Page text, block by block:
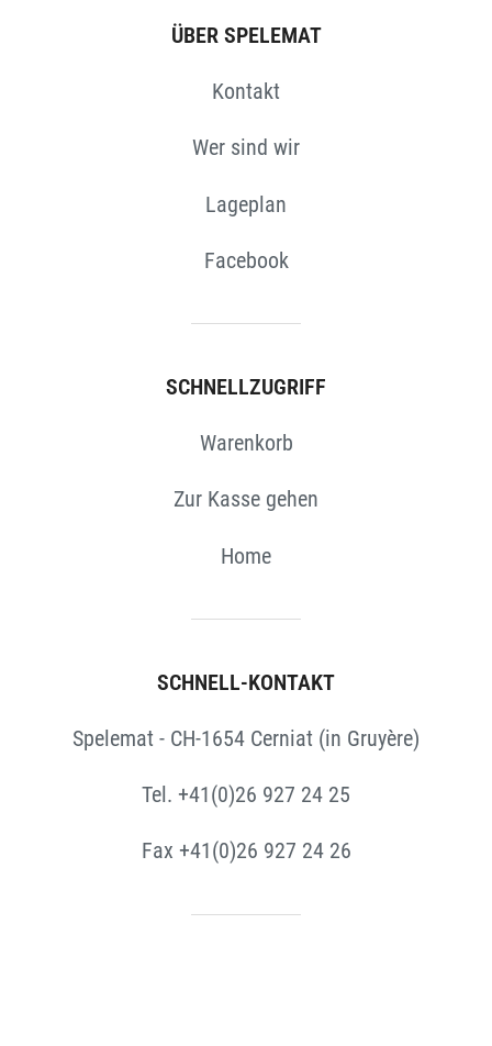
ÜBER SPELEMAT
Kontakt
Wer sind wir
Lageplan
Facebook
SCHNELLZUGRIFF
Warenkorb
Zur Kasse gehen
Home
SCHNELL-KONTAKT
Spelemat - CH-1654 Cerniat (in Gruyère)
Tel. +41(0)26 927 24 25
Fax +41(0)26 927 24 26